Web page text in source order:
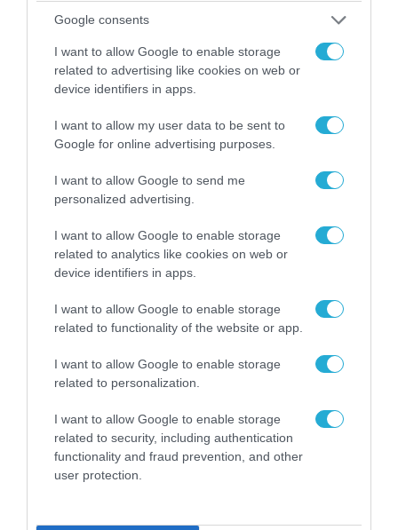
Google consents
I want to allow Google to enable storage
related to advertising like cookies on web or
device identifiers in apps.
I want to allow my user data to be sent to
Google for online advertising purposes.
I want to allow Google to send me
personalized advertising.
I want to allow Google to enable storage
related to analytics like cookies on web or
device identifiers in apps.
I want to allow Google to enable storage
related to functionality of the website or app.
I want to allow Google to enable storage
related to personalization.
I want to allow Google to enable storage
related to security, including authentication
functionality and fraud prevention, and other
user protection.
07.08.2026 | 20:02
Ο Γιάννης Αλαφούζος «τέλειωσε» τον
Κωνσταντίνο Ζούλα από τον ΣΚΑΪ – Ο λόγος της